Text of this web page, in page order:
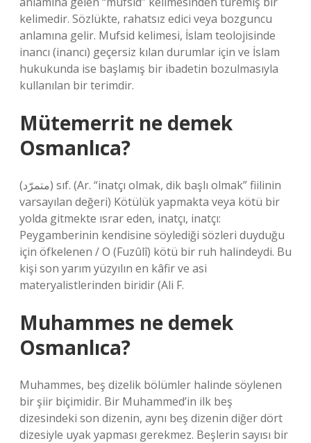
kelimedir. Sözlükte, rahatsız edici veya bozguncu
anlamına gelir. Mufsid kelimesi, İslam teolojisinde
inancı (inancı) geçersiz kılan durumlar için ve İslam
hukukunda ise başlamış bir ibadetin bozulmasıyla
kullanılan bir terimdir.
Mütemerrit ne demek
Osmanlıca?
(ﻣﺘﻤﺮّﺩ) sıf. (Ar. “inatçı olmak, dik başlı olmak” fiilinin
varsayılan değeri) Kötülük yapmakta veya kötü bir
yolda gitmekte ısrar eden, inatçı, inatçı:
Peygamberinin kendisine söylediği sözleri duyduğu
için öfkelenen / O (Fuzûlî) kötü bir ruh halindeydi. Bu
kişi son yarım yüzyılın en kâfir ve asi
materyalistlerinden biridir (Ali F.
Muhammes ne demek
Osmanlıca?
Muhammes, beş dizelik bölümler halinde söylenen
bir şiir biçimidir. Bir Muhammed’in ilk beş
dizesindeki son dizenin, aynı beş dizenin diğer dört
dizesiyle uyak yapması gerekmez. Beşlerin sayısı bir